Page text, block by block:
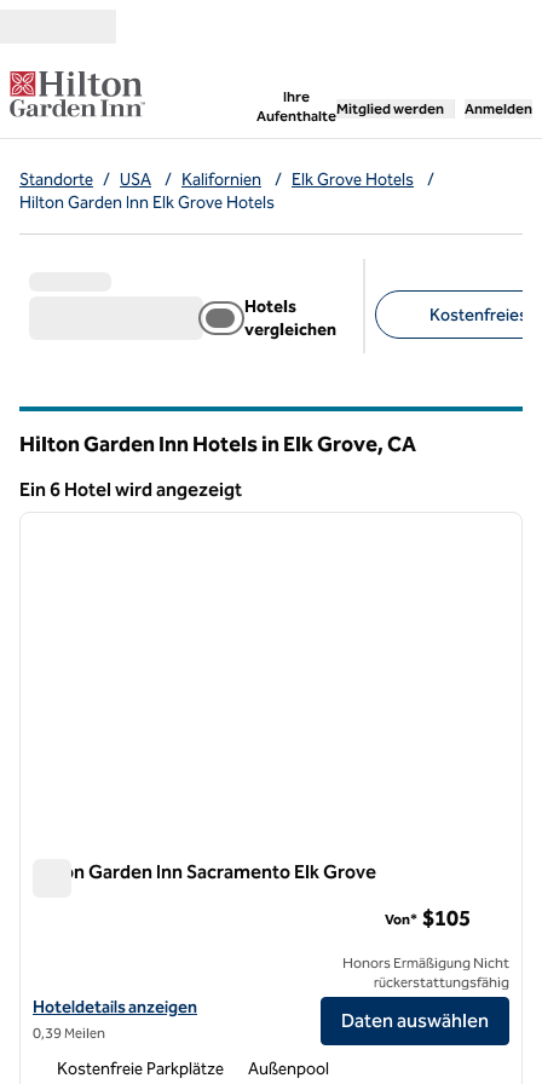
Ihre
Aufenthalte
,öffnet neue
Mitglied werden Anmelden
Standorte / USA / Kalifornien / Elk Grove Hotels
/
Hilton Garden Inn Elk Grove Hotels
Hotels
vergleichen
Kostenfreies
Hilton Garden Inn Hotels in Elk Grove,CA
Ein 6 Hotel wird angezeigt
Ein 6 Hotel wird angezeigt
1 von 12
Hilton Garden Inn Sacramento Elk Grove
Hoteldetails für das Hilton Garden Inn Sacramento Elk Grove
Hoteldetails anzeigen
0,39 Meilen
Von* $105
Honors Ermäßigung Nicht
rückerstattungsfähig
Daten auswählen
Kostenfreie Parkplätze Außenpool